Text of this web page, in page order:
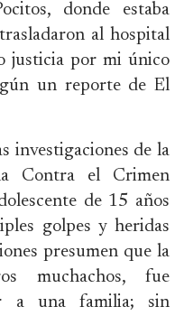
donde estaba
al hospital
justicia por mi único
un reporte de El
investigaciones de la
Contra el Crimen
de 15 años
golpes y heridas
presumen que la
muchachos, fue
a una familia; sin